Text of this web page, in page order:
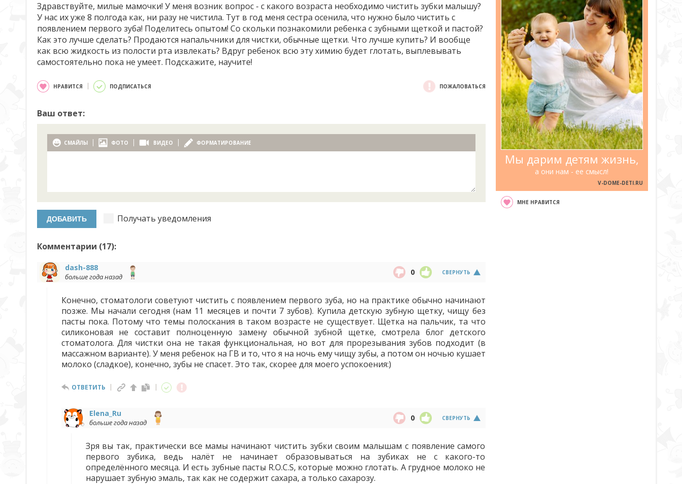
Здравствуйте, милые мамочки! У меня возник вопрос - с какого возраста необходимо чистить зубки малышу?
У нас их уже 8 полгода как, ни разу не чистила. Тут в год меня сестра осенила, что нужно было чистить с
появлением первого зуба! Поделитесь опытом! Со скольки познакомили ребенка с зубными щеткой и пастой?
Как это лучше сделать? Продаются напальчники для чистки, обычные щетки. Что лучше купить? И вообще
как всю жидкость из полости рта извлекать? Вдруг ребенок всю эту химию будет глотать, выплевывать
самостоятельно пока не умеет. Подскажите, научите!
НРАВИТСЯ ПОДПИСАТЬСЯ ПОЖАЛОВАТЬСЯ
Ваш ответ:
СМАЙЛЫ ФОТО ВИДЕО ФОРМАТИРОВАНИЕ
Получать уведомления
Комментарии (17):
dash-888
больше года назад СВЕРНУТЬ
0
Конечно, стоматологи советуют чистить с появлением первого зуба, но на практике обычно начинают
позже. Мы начали сегодня (нам 11 месяцев и почти 7 зубов). Купила детскую зубную щетку, чищу без
пасты пока. Потому что темы полоскания в таком возрасте не существует. Щетка на пальчик, та что
силиконовая не составит полноценную замену обычной зубной щетке, смотрела блог детского
стоматолога. Для чистки она не такая функциональная, но вот для прорезывания зубов подходит (в
массажном варианте). У меня ребенок на ГВ и то, что я на ночь ему чищу зубы, а потом он ночью кушает
молоко (сладкое), конечно, зубы не спасет. Это так, скорее для моего успокоения:)
ОТВЕТИТЬ
Elena_Ru
больше года назад СВЕРНУТЬ
0
Зря вы так, практически все мамы начинают чистить зубки своим малышам с появление самого
первого зубика, ведь налёт не начинает образовываться на зубиках не с какого-то
определённого месяца. И есть зубные пасты R.O.C.S, которые можно глотать. А грудное молоко не
нарушает зубную эмаль, так как не содержит сахара, а только сахарозу.
Мы дарим детям жизнь,
а они нам - ее смысл!
V-DOME-DETI.RU
МНЕ НРАВИТСЯ